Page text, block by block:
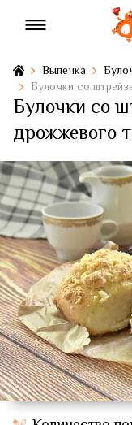
Выпечка
Булочки со
Булочки со
дрожжевого